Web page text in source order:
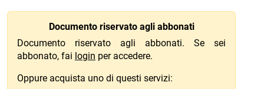
Documento riservato agli abbonati
Documento riservato agli abbonati. Se sei
abbonato, fai login per accedere.
Oppure acquista uno di questi servizi: